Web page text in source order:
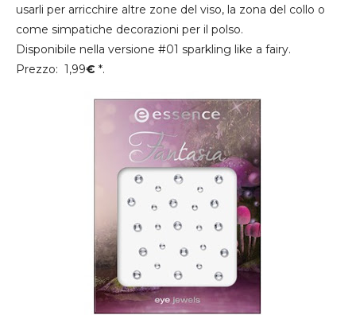
usarli per arricchire altre zone del viso, la zona del collo o
come simpatiche decorazioni per il polso.
Disponibile nella versione #01 sparkling like a fairy.
Prezzo: 1,99€ *.